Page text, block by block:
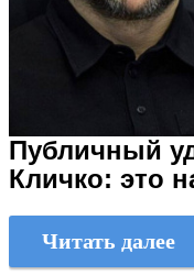
Публичный
Кличко: это
Читать далее